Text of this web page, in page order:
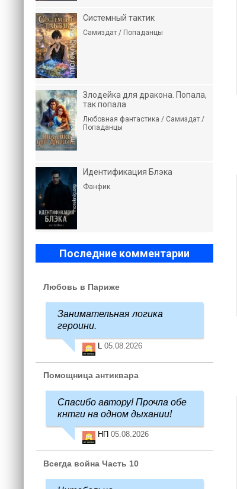
Системный тактик
Самиздат / Попаданцы
Злодейка для дракона. Попала,
так попала
Любовная фантастика / Самиздат /
Попаданцы
Идентификация Блэка
Фанфик
Последние комментарии
Любовь в Париже
Занимательная логика
героини.
L 05.08.2026
Помощница антиквара
Спасибо автору! Прочла обе
кнтги на одном дыхании!
НП 05.08.2026
Всегда война Часть 10